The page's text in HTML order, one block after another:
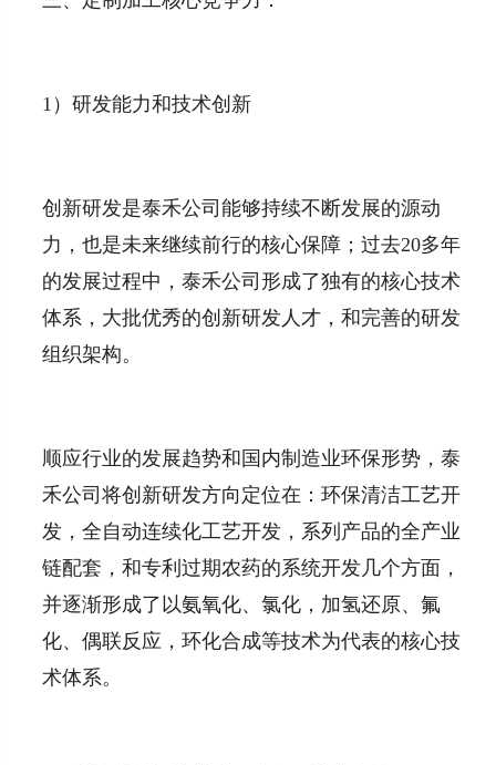
1）研发能力和技术创新
创新研发是泰禾公司能够持续不断发展的源动
力，也是未来继续前行的核心保障；过去20多年
的发展过程中，泰禾公司形成了独有的核心技术
体系，大批优秀的创新研发人才，和完善的研发
组织架构。
顺应行业的发展趋势和国内制造业环保形势，泰
禾公司将创新研发方向定位在：环保清洁工艺开
发，全自动连续化工艺开发，系列产品的全产业
链配套，和专利过期农药的系统开发几个方面，
并逐渐形成了以氨氧化、氯化，加氢还原、氟
化、偶联反应，环化合成等技术为代表的核心技
术体系。